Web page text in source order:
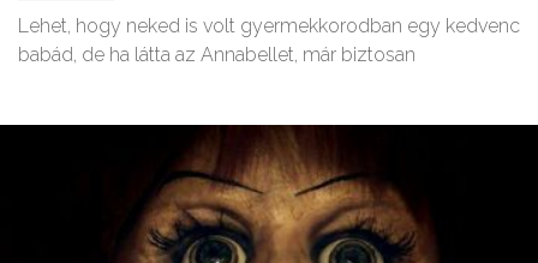
Lehet, hogy neked is volt gyermekkorodban egy kedvenc
babád, de ha látta az Annabellet, már biztosan